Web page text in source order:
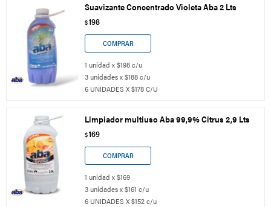
Suavizante Concentrado Violeta Aba 2 Lts
$198
1 unidad x $198 c/u
3 unidades x $188 c/u
6 UNIDADES X $178 C/U
Limpiador multiuso Aba 99,9% Citrus 2,9 Lts
$169
1 unidad x $169
3 unidades x $161 c/u
6 UNIDADES X $152 c/u